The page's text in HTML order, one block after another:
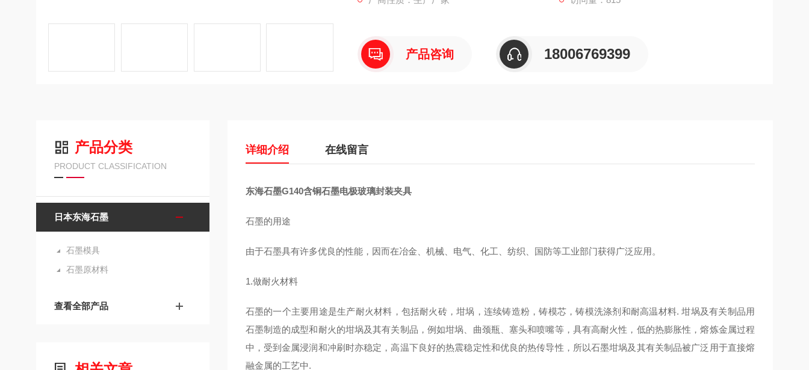
产品咨询 18006769399
产品分类
PRODUCT CLASSIFICATION
日本东海石墨
石墨模具
石墨原材料
查看全部产品
详细介绍 在线留言
东海石墨G140含铜石墨电极玻璃封装夹具
石墨的用途
由于石墨具有许多优良的性能，因而在冶金、机械、电气、化工、纺织、国防等工业部门获得广泛应用。
1.做耐火材料
石墨的一个主要用途是生产耐火材料，包括耐火砖，坩埚，连续铸造粉，铸模芯，铸模洗涤剂和耐高温材料. 坩埚及有关制品用
石墨制造的成型和耐火的坩埚及其有关制品，例如坩埚、曲颈瓶、塞头和喷嘴等，具有高耐火性，低的热膨胀性，熔炼金属过程
中，受到金属浸润和冲刷时亦稳定，高温下良好的热震稳定性和优良的热传导性，所以石墨坩埚及其有关制品被广泛用于直接熔
融金属的工艺中.